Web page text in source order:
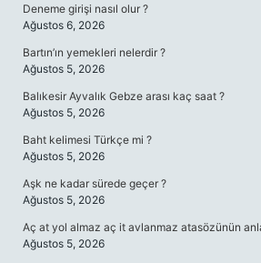
Deneme girişi nasıl olur ?
Ağustos 6, 2026
Bartın’ın yemekleri nelerdir ?
Ağustos 5, 2026
Balıkesir Ayvalık Gebze arası kaç saat ?
Ağustos 5, 2026
Baht kelimesi Türkçe mi ?
Ağustos 5, 2026
Aşk ne kadar sürede geçer ?
Ağustos 5, 2026
Aç at yol almaz aç it avlanmaz atasözünün
Ağustos 5, 2026